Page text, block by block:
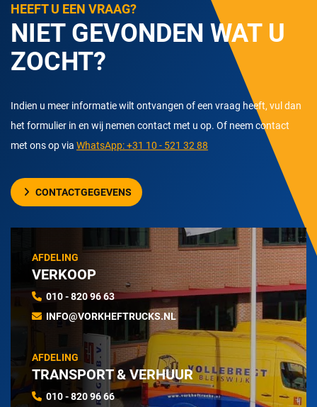
HEEFT U EEN VRAAG?
NIET GEVONDEN WAT U
ZOCHT?
Indien u meer informatie wilt ontvangen of een vraag heeft, vul dan
het formulier in en wij nemen contact met u op. Of neem contact
met ons op via WhatsApp: +31 10 - 521 32 88
CONTACTGEGEVENS
AFDELING
VERKOOP
010 - 820 96 63
INFO@VORKHEFTRUCKS.NL
AFDELING
TRANSPORT & VERHUUR
010 - 820 96 66